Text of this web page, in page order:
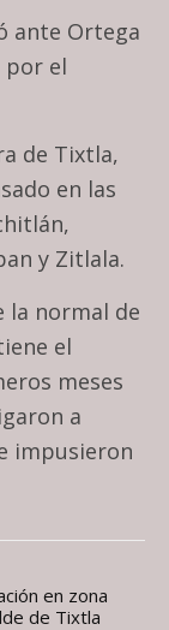
ante Ortega
por el
de Tixtla,
en las
y Zitlala.
la normal de
el
meses
a
impusieron
en zona
de Tixtla